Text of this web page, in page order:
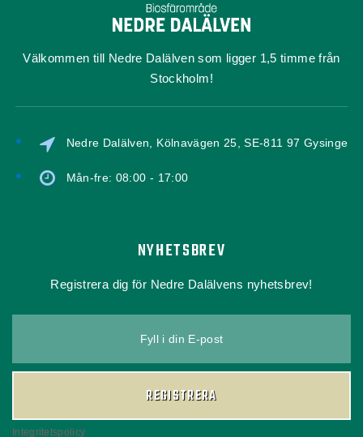
Välkommen till Nedre Dalälven som ligger 1,5 timme från
Stockholm!
Nedre Dalälven, Kölnavägen 25, SE-811 97 Gysinge
Mån-fre: 08:00 - 17:00
NYHETSBREV
Registrera dig för Nedre Dalälvens nyhetsbrev!
Fyll i din E-post
REGISTRERA
Integritetspolicy